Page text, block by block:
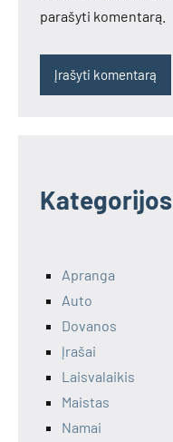
parašyti komentarą.
Kategorijos
Apranga
Auto
Dovanos
Įrašai
Laisvalaikis
Maistas
Namai